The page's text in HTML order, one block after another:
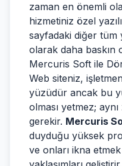
zaman en önemli
hizmetiniz özel
sayfadaki diğer tüm
olarak daha baskın
Mercuris Soft ile
Web siteniz,
yüzüdür ancak bu
olması yetmez; aynı
gerekir. Mercuris
duyduğu yüksek
ve onları ikna